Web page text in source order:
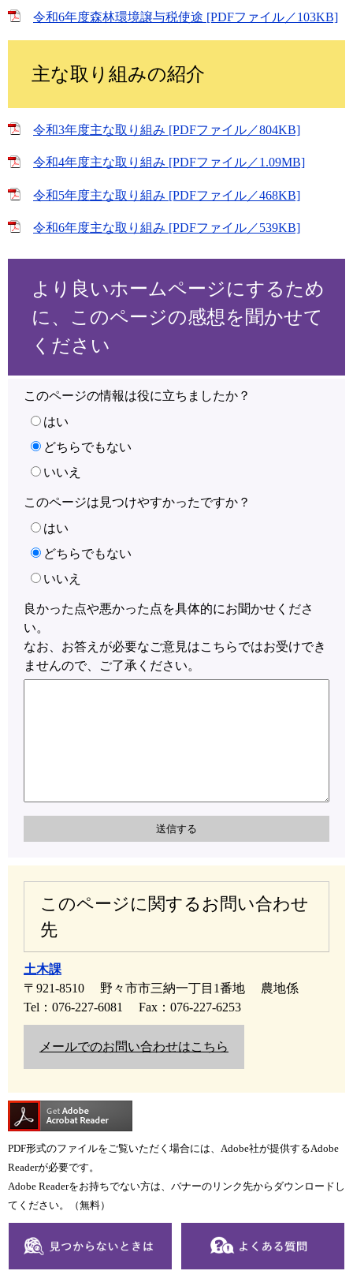
令和6年度森林環境譲与税使途 [PDFファイル／103KB]
主な取り組みの紹介
令和3年度主な取り組み [PDFファイル／804KB]
令和4年度主な取り組み [PDFファイル／1.09MB]
令和5年度主な取り組み [PDFファイル／468KB]
令和6年度主な取り組み [PDFファイル／539KB]
より良いホームページにするため
に、このページの感想を聞かせて
ください
このページの情報は役に立ちましたか？
はい
どちらでもない
いいえ
このページは見つけやすかったですか？
はい
どちらでもない
いいえ
良かった点や悪かった点を具体的にお聞かせくださ
い。
なお、お答えが必要なご意見はこちらではお受けでき
ませんので、ご了承ください。
このページに関するお問い合わせ
先
土木課
〒921-8510
野々市市三納一丁目1番地
農地係
Tel：076-227-6081
Fax：076-227-6253
メールでのお問い合わせはこちら
PDF形式のファイルをご覧いただく場合には、Adobe社が提供するAdobe
Readerが必要です。
Adobe Readerをお持ちでない方は、バナーのリンク先からダウンロードし
てください。（無料）